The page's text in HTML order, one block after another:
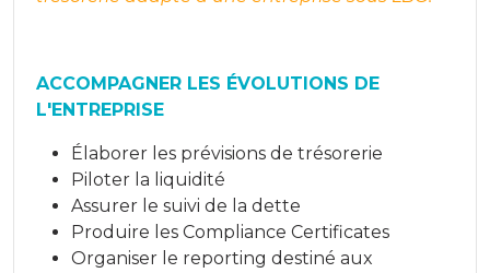
ACCOMPAGNER LES ÉVOLUTIONS DE
L'ENTREPRISE
Élaborer les prévisions de trésorerie
Piloter la liquidité
Assurer le suivi de la dette
Produire les Compliance Certificates
Organiser le reporting destiné aux